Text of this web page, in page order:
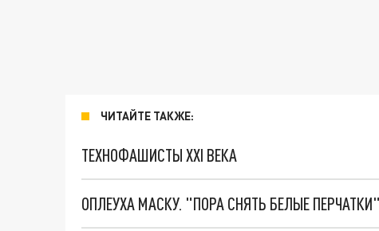
ЧИТАЙТЕ ТАКЖЕ:
ТЕХНОФАШИСТЫ XXI ВЕКА
ОПЛЕУХА МАСКУ. "ПОРА СНЯТЬ БЕЛЫЕ